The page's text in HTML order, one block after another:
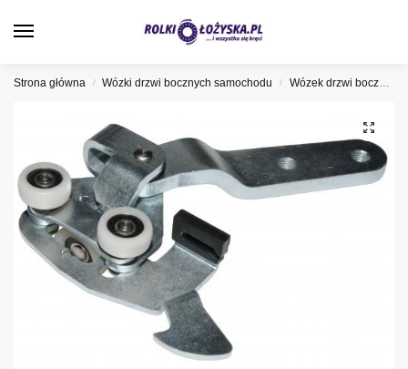
Strona główna / Wózki drzwi bocznych samochodu / Wózek drzwi bocznych Fiat